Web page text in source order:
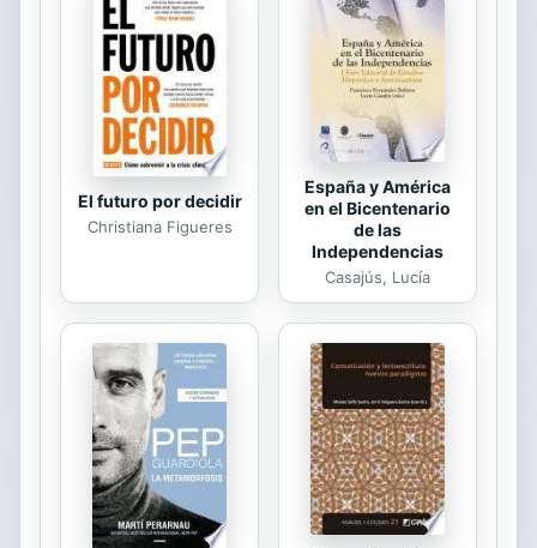
actividades. Además, sus fantásticas
ilustraciones transportarán a los
pequeños lectores por un arcoiris de
más de siete colores. El libro incluye
varias...
El futuro por decidir
Christiana Figueres
España y América
en el Bicentenario
de las
Independencias
Casajús, Lucía